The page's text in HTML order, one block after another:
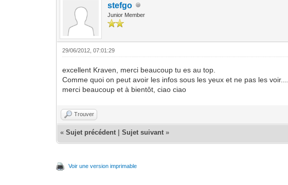
stefgo
Junior Member
29/06/2012, 07:01:29
excellent Kraven, merci beaucoup tu es au top.
Comme quoi on peut avoir les infos sous les yeux et ne pas les voir.....
merci beaucoup et à bientôt, ciao ciao
Trouver
«Sujet précédent |Sujet suivant »
Voir une version imprimable